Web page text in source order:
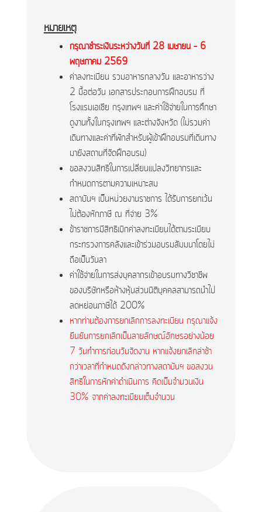
หมายเหตุ
กรุณาชำระเงินระหว่างวันที่ 28 เมษายน – 6
พฤษภาคม 2569
ค่าลงทะเบียน รวมอาหารกลางวัน และอาหารว่าง
2 มื้อต่อวัน เอกสารประกอบการฝึกอบรม ที่
โรงแรมเอเชีย กรุงเทพฯ และค่าใช้จ่ายในการศึกษา
ดูงานทั้งในกรุงเทพฯ และต่างจังหวัด (ไม่รวมค่า
เดินทางและค่าที่พักสำหรับผู้เข้าฝึกอบรมที่เดินทาง
มายังสถานที่จัดฝึกอบรม)
ขอสงวนสิทธิในการเปลี่ยนแปลงวิทยากรและ
กำหนดการตามความเหมาะสม
สถาบันฯ เป็นหน่วยงานราชการ ได้รับการยกเว้น
ไม่ต้องหักภาษี ณ ที่จ่าย 3%
ข้าราชการมีสิทธิเบิกค่าลงทะเบียนได้ตามระเบียบ
กระทรวงการคลังและเข้าร่วมอบรมสัมมนาโดยไม่
ถือเป็นวันลา
ค่าใช้จ่ายในการส่งบุคลากรเข้าอบรมทางวิชาชีพ
ของบริษัทหรือห้างหุ้นส่วนนิติบุคคลสามารถนำไป
ลดหย่อนภาษีได้ 200%
หากท่านต้องการยกเลิกการลงทะเบียน กรุณาแจ้ง
ยืนยันการยกเลิกเป็นลายลักษณ์อักษรอย่างน้อย
7 วันทำการก่อนวันจัดงาน หากแจ้งยกเลิกล่าช้า
กว่าเวลาที่กำหนดดังกล่าวทางสถาบันฯ ขอสงวน
สิทธิในการหักค่าดำเนินการ คิดเป็นจำนวนเงิน
30% จากค่าลงทะเบียนเต็มจำนวน